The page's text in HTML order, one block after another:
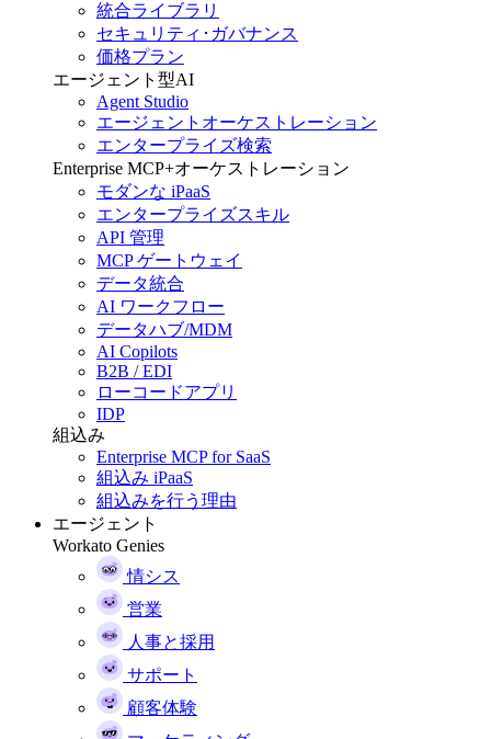
統合ライブラリ
セキュリティ･ガバナンス
価格プラン
エージェント型AI
Agent Studio
エージェントオーケストレーション
エンタープライズ検索
Enterprise MCP+オーケストレーション
モダンな iPaaS
エンタープライズスキル
API 管理
MCP ゲートウェイ
データ統合
AI ワークフロー
データハブ/MDM
AI Copilots
B2B / EDI
ローコードアプリ
IDP
組込み
Enterprise MCP for SaaS
組込み iPaaS
組込みを行う理由
エージェント
Workato Genies
情シス
営業
人事と採用
サポート
顧客体験